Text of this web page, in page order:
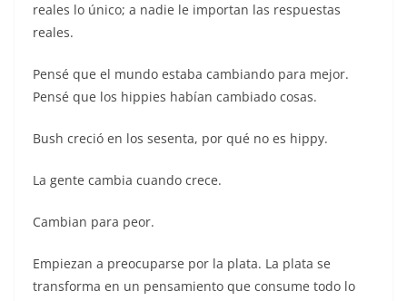
reales lo único; a nadie le importan las respuestas
reales.
Pensé que el mundo estaba cambiando para mejor.
Pensé que los hippies habían cambiado cosas.
Bush creció en los sesenta, por qué no es hippy.
La gente cambia cuando crece.
Cambian para peor.
Empiezan a preocuparse por la plata. La plata se
transforma en un pensamiento que consume todo lo